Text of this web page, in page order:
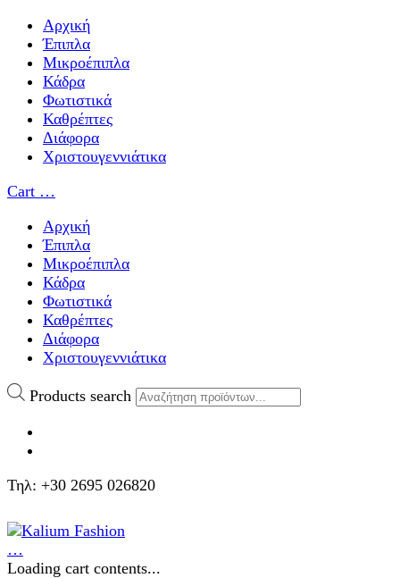
Αρχική
Έπιπλα
Μικροέπιπλα
Κάδρα
Φωτιστικά
Καθρέπτες
Διάφορα
Χριστουγεννιάτικα
Cart …
Αρχική
Έπιπλα
Μικροέπιπλα
Κάδρα
Φωτιστικά
Καθρέπτες
Διάφορα
Χριστουγεννιάτικα
Products search
Τηλ: +30 2695 026820
…
Loading cart contents...